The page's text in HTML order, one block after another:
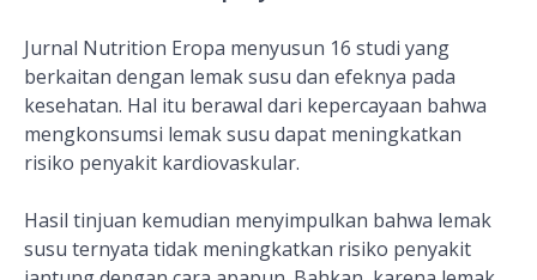
Jurnal Nutrition Eropa menyusun 16 studi yang
berkaitan dengan lemak susu dan efeknya pada
kesehatan. Hal itu berawal dari kepercayaan bahwa
mengkonsumsi lemak susu dapat meningkatkan
risiko penyakit kardiovaskular.
Hasil tinjuan kemudian menyimpulkan bahwa lemak
susu ternyata tidak meningkatkan risiko penyakit